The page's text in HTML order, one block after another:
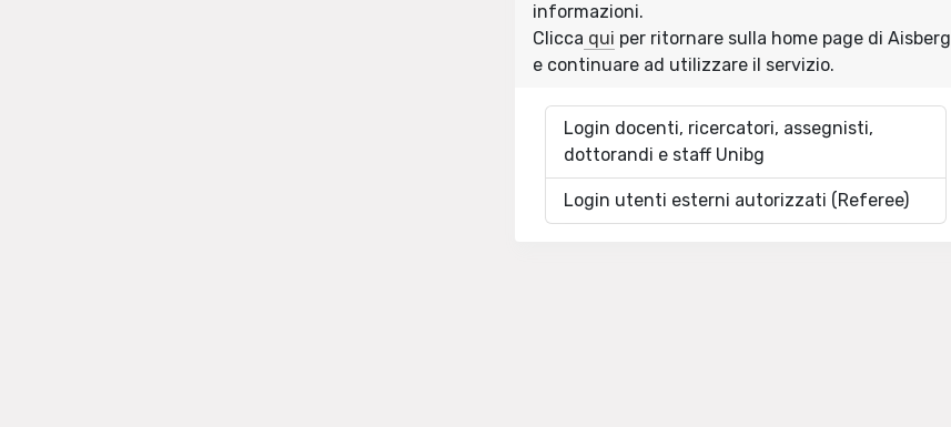
informazioni.
Clicca qui per ritornare sulla home page di Aisberg
e continuare ad utilizzare il servizio.
Login docenti, ricercatori, assegnisti,
dottorandi e staff Unibg
Login utenti esterni autorizzati (Referee)